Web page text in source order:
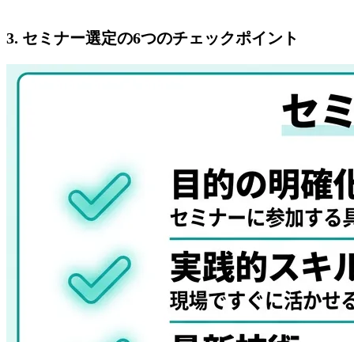
3. セミナー選定の6つのチェックポイント